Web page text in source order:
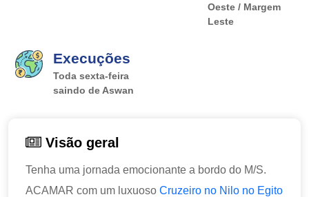
Oeste / Margem
Leste
Execuções
Toda sexta-feira
saindo de Aswan
Visão geral
Tenha uma jornada emocionante a bordo do M/S.
ACAMAR com um luxuoso Cruzeiro no Nilo no Egito